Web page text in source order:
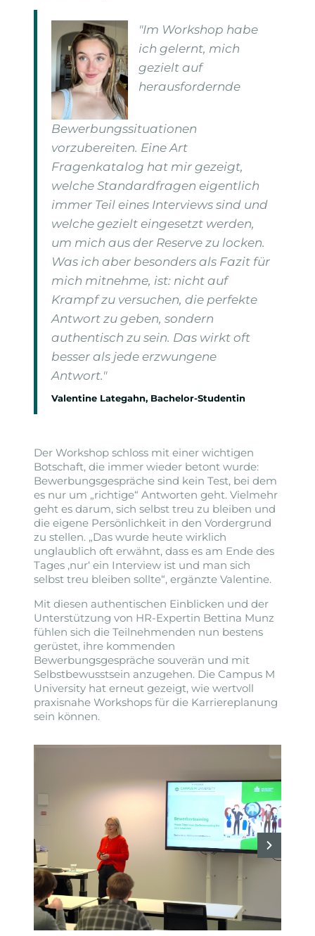
"Im Workshop habe
ich gelernt, mich
gezielt auf
herausfordernde
Bewerbungssituationen
vorzubereiten. Eine Art
Fragenkatalog hat mir gezeigt,
welche Standardfragen eigentlich
immer Teil eines Interviews sind und
welche gezielt eingesetzt werden,
um mich aus der Reserve zu locken.
Was ich aber besonders als Fazit für
mich mitnehme, ist: nicht auf
Krampf zu versuchen, die perfekte
Antwort zu geben, sondern
authentisch zu sein. Das wirkt oft
besser als jede erzwungene
Antwort."
Valentine Lategahn, Bachelor-Studentin
Der Workshop schloss mit einer wichtigen
Botschaft, die immer wieder betont wurde:
Bewerbungsgespräche sind kein Test, bei dem
es nur um „richtige“ Antworten geht. Vielmehr
geht es darum, sich selbst treu zu bleiben und
die eigene Persönlichkeit in den Vordergrund
zu stellen. „Das wurde heute wirklich
unglaublich oft erwähnt, dass es am Ende des
Tages ‚nur‘ ein Interview ist und man sich
selbst treu bleiben sollte“, ergänzte Valentine.
Mit diesen authentischen Einblicken und der
Unterstützung von HR-Expertin Bettina Munz
fühlen sich die Teilnehmenden nun bestens
gerüstet, ihre kommenden
Bewerbungsgespräche souverän und mit
Selbstbewusstsein anzugehen. Die Campus M
University hat erneut gezeigt, wie wertvoll
praxisnahe Workshops für die Karriereplanung
sein können.